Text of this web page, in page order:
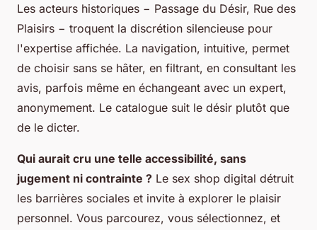
Les acteurs historiques − Passage du Désir, Rue des
Plaisirs − troquent la discrétion silencieuse pour
l'expertise affichée. La navigation, intuitive, permet
de choisir sans se hâter, en filtrant, en consultant les
avis, parfois même en échangeant avec un expert,
anonymement. Le catalogue suit le désir plutôt que
de le dicter.
Qui aurait cru une telle accessibilité, sans
jugement ni contrainte ? Le sex shop digital détruit
les barrières sociales et invite à explorer le plaisir
personnel. Vous parcourez, vous sélectionnez, et